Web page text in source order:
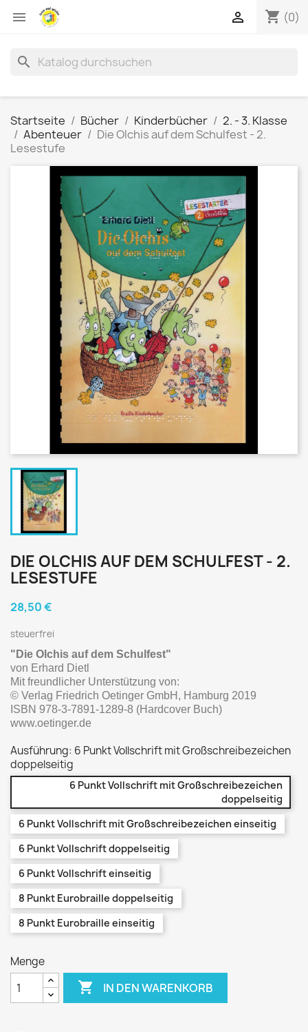
 shopping_cart (0)

search
Startseite Bücher Kinderbücher
2. - 3. Klasse
Abenteuer
Die Olchis auf dem Schulfest - 2.
Lesestufe
DIE OLCHIS AUF DEM SCHULFEST - 2.
LESESTUFE
28,50 €
steuerfrei
"Die Olchis auf dem Schulfest"
von Erhard Dietl
Mit freundlicher Unterstützung von:
© Verlag Friedrich Oetinger GmbH, Hamburg 2019
ISBN 978-3-7891-1289-8 (Hardcover Buch)
www.oetinger.de
Ausführung: 6 Punkt Vollschrift mit Großschreibezeichen
doppelseitig
6 Punkt Vollschrift mit Großschreibezeichen
doppelseitig
6 Punkt Vollschrift mit Großschreibezeichen einseitig
6 Punkt Vollschrift doppelseitig
6 Punkt Vollschrift einseitig
8 Punkt Eurobraille doppelseitig
8 Punkt Eurobraille einseitig
Menge
 IN DEN WARENKORB